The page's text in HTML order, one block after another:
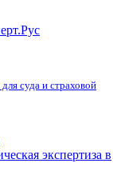
суда и страховой
экспертиза в